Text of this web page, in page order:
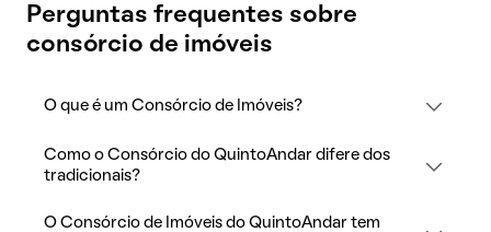
Perguntas frequentes sobre
consórcio de imóveis
O que é um Consórcio de Imóveis?
Como o Consórcio do QuintoAndar difere dos
tradicionais?
O Consórcio de Imóveis do QuintoAndar tem